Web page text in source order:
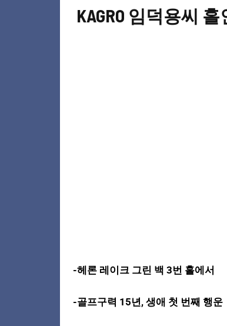
KAGRO 임덕용씨
-헤론 레이크 그린 백 3번 홀에서
-골프구력 15년, 생애 첫 번째 행운